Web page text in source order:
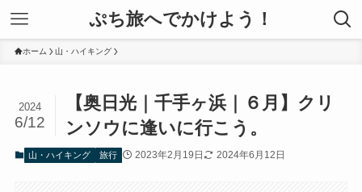
ぷち旅へでかけよう！
ホーム 山・ハイキング
【奥日光｜千手ヶ浜｜６月】クリ
ンソウに逢いに行こう。
2024
6/12
山・ハイキング 旅行 2023年2月19日 2024年6月12日